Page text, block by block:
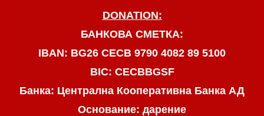
DONATION:
БАНКОВА СМЕТКА:
IBAN: BG26 CECB 9790 4082 89 5100
BIC: CECBBGSF
Банка: Централна Кооперативна Банка АД
Основание: дарение